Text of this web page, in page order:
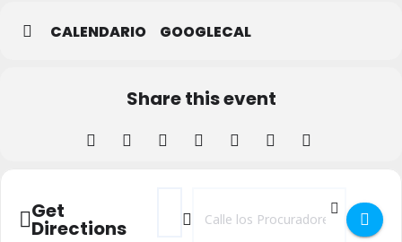
CALENDARIO GOOGLECAL
Share this event
Get
Directions
Address - Taller de Fotografía []
Destination Address - Taller de